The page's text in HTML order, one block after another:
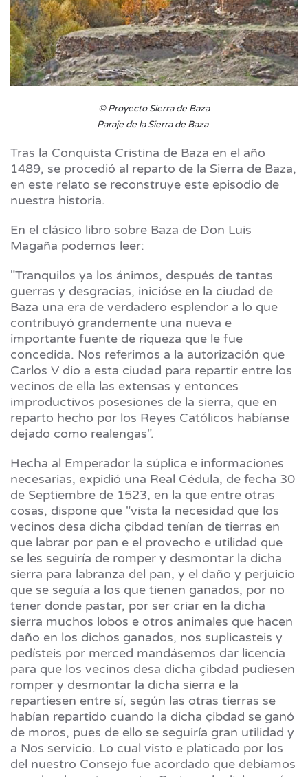
©Proyecto Sierra de Baza
Paraje de la Sierra de Baza
Tras la Conquista Cristina de Baza en el año
1489, se procedió al reparto de la Sierra de Baza,
en este relato se reconstruye este episodio de
nuestra historia.
En el clásico libro sobre Baza de Don Luis
Magaña podemos leer:
"Tranquilos ya los ánimos, después de tantas
guerras y desgracias, inicióse en la ciudad de
Baza una era de verdadero esplendor a lo que
contribuyó grandemente una nueva e
importante fuente de riqueza que le fue
concedida. Nos referimos a la autorización que
Carlos V dio a esta ciudad para repartir entre los
vecinos de ella las extensas y entonces
improductivos posesiones de la sierra, que en
reparto hecho por los Reyes Católicos habíanse
dejado como realengas".
Hecha al Emperador la súplica e informaciones
necesarias, expidió una Real Cédula, de fecha 30
de Septiembre de 1523, en la que entre otras
cosas, dispone que "vista la necesidad que los
vecinos desa dicha çibdad tenían de tierras en
que labrar por pan e el provecho e utilidad que
se les seguiría de romper y desmontar la dicha
sierra para labranza del pan, y el daño y perjuicio
que se seguía a los que tienen ganados, por no
tener donde pastar, por ser criar en la dicha
sierra muchos lobos e otros animales que hacen
daño en los dichos ganados, nos suplicasteis y
pedísteis por merced mandásemos dar licencia
para que los vecinos desa dicha çibdad pudiesen
romper y desmontar la dicha sierra e la
repartiesen entre sí, según las otras tierras se
habían repartido cuando la dicha çibdad se ganó
de moros, pues de ello se seguiría gran utilidad y
a Nos servicio. Lo cual visto e platicado por los
del nuestro Consejo fue acordado que debíamos